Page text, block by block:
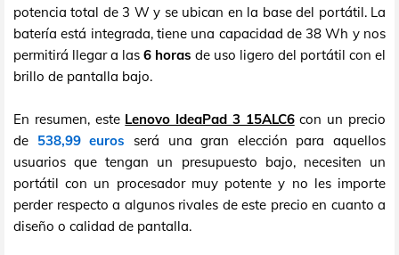
potencia total de 3 W y se ubican en la base del portátil. La
batería está integrada, tiene una capacidad de 38 Wh y nos
permitirá llegar a las 6 horas de uso ligero del portátil con el
brillo de pantalla bajo.
En resumen, este Lenovo IdeaPad 3 15ALC6con un precio
de 538,99 euros será una gran elección para aquellos
usuarios que tengan un presupuesto bajo, necesiten un
portátil con un procesador muy potente y no les importe
perder respecto a algunos rivales de este precio en cuanto a
diseño o calidad de pantalla.